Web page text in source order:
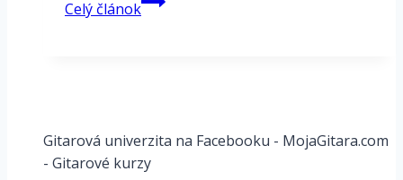
Celý článok
FM3
–
PRESETY
Gitarová univerzita na Facebooku - MojaGitara.com
- Gitarové kurzy